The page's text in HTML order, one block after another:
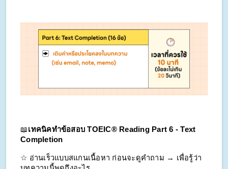
📖เทคนิคทำข้อสอบ TOEIC® Reading Part 6 - Text
Completion
☆ อ่านเร็วแบบสแกนเนื้อหา ก่อนจะดูคำถาม → เพื่อรู้ว่า